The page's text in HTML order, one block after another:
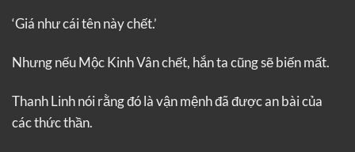
‘Giá như cái tên này chết.’
Nhưng nếu Mộc Kinh Vân chết, hắn ta cũng sẽ biến mất.
Thanh Linh nói rằng đó là vận mệnh đã được an bài của
các thức thần.